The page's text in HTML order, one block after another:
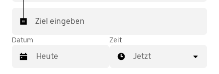
In einigen Städten der Schweiz kannst du in der
Uber App gezielt ein Taxi bestellen, wenn du sicher
sein möchtest, dass dir ein Taxi für deine Fahrt
zugewiesen wird.
Ziel eingeben
Datum Zeit
Jetzt